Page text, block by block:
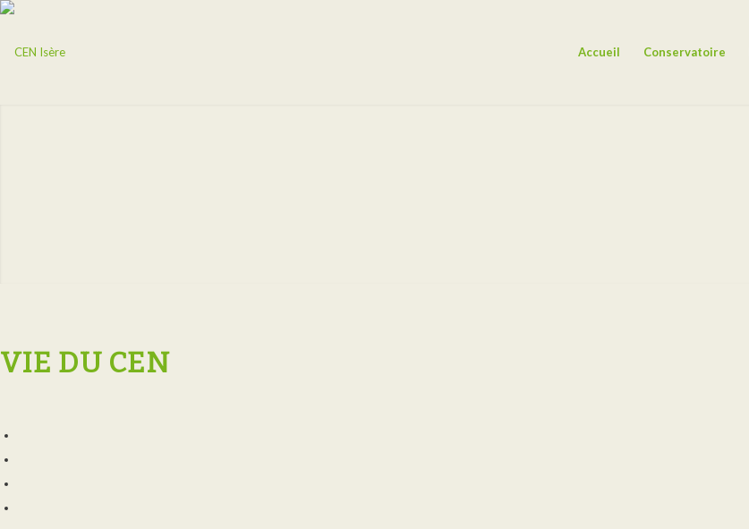
Accueil Conservatoire
VIE DU CEN